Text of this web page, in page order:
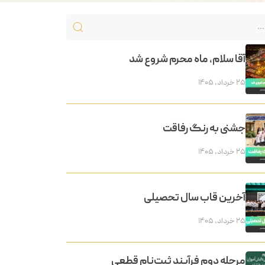
آقا سلام، ماه محرم شروع شد
۲۵ خرداد, ۱۴۰۵
جشنی به رنگ رفاقت
۲۵ خرداد, ۱۴۰۵
آخرین قاب سال تحصیلی
۲۵ خرداد, ۱۴۰۵
مرحله دوم فرآیند ثبت‌نام قطعی